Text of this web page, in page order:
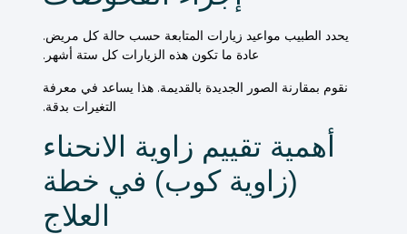
يحدد الطبيب مواعيد زيارات المتابعة حسب حالة كل مريض.
عادة ما تكون هذه الزيارات كل ستة أشهر.
نقوم بمقارنة الصور الجديدة بالقديمة. هذا يساعد في معرفة
التغيرات بدقة.
أهمية تقييم زاوية الانحناء
(زاوية كوب) في خطة
العلاج